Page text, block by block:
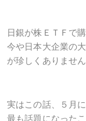
日銀が株ＥＴＦで
今や日本大企業の
が珍しくありません
実はこの話、５月
最も話題になった